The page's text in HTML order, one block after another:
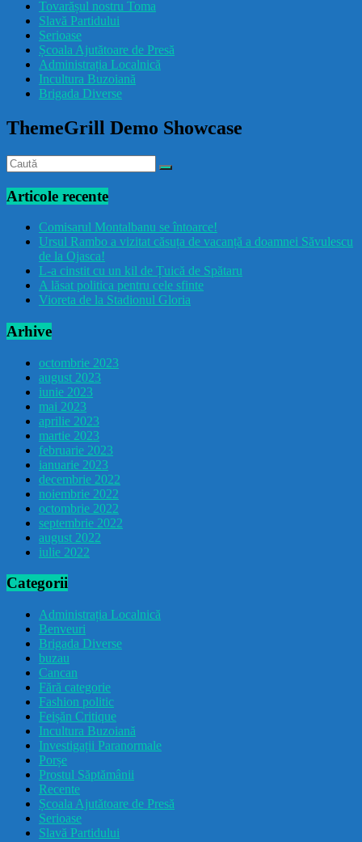
drăcușorulbuzoian
Tovarășul nostru Toma
Slavă Partidului
Serioase
Școala Ajutătoare de Presă
Administrația Localnică
Incultura Buzoiană
Brigada Diverse
ThemeGrill Demo Showcase
Articole recente
Comisarul Montalbanu se întoarce!
Ursul Rambo a vizitat căsuța de vacanță a doamnei Săvulescu
de la Ojasca!
L-a cinstit cu un kil de Țuică de Spătaru
A lăsat politica pentru cele sfinte
Vioreta de la Stadionul Gloria
Arhive
octombrie 2023
august 2023
iunie 2023
mai 2023
aprilie 2023
martie 2023
februarie 2023
ianuarie 2023
decembrie 2022
noiembrie 2022
octombrie 2022
septembrie 2022
august 2022
iulie 2022
Categorii
Administrația Localnică
Benveuri
Brigada Diverse
buzau
Cancan
Fără categorie
Fashion politic
Feișăn Critique
Incultura Buzoiană
Investigații Paranormale
Porșe
Prostul Săptămânii
Recente
Școala Ajutătoare de Presă
Serioase
Slavă Partidului